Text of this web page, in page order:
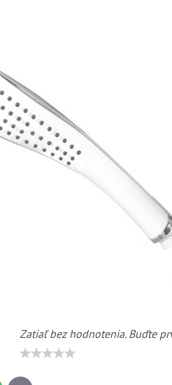
Zatiaľ bez hodnotenia. Buďte